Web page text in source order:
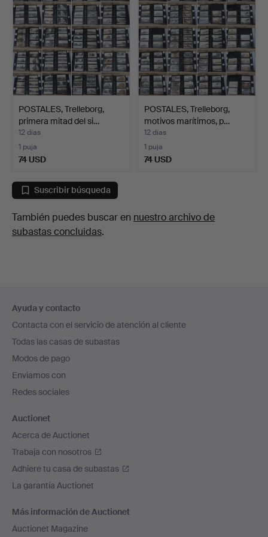
POSTALES, Trelleborg,
primera mitad del si…
12 días
1 puja
74 USD
POSTALES, Trelleborg,
motivos marítimos, p…
12 días
1 puja
74 USD
Suscribir búsqueda
También puedes buscar en nuestro archivo de
subastas concluidas.
en
el
pie
de
página
Ayuda y contacto
Contacta con el servicio de atención al cliente
Todas las casas de subastas
Modos de pago
Enviamos con
Redes sociales
Auctionet
Acerca de Auctionet
Trabaja con nosotros
Adhiere tu casa de subastas
La garantía Auctionet
Más información de Auctionet
Auctionet Magazine